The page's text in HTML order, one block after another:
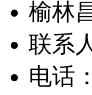
榆林
联系
电话